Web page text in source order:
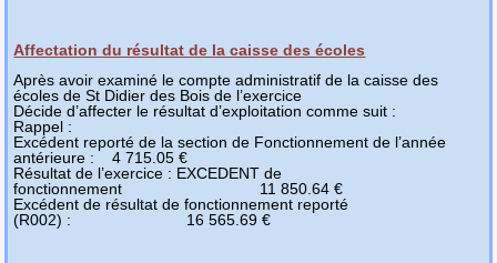
Affectation du résultat de la caisse des écoles
Après avoir examiné le compte administratif de la caisse des
écoles de St Didier des Bois de l’exercice
Décide d’affecter le résultat d’exploitation comme suit :
Rappel :
Excédent reporté de la section de Fonctionnement de l’année
antérieure : 4 715.05 €
Résultat de l’exercice : EXCEDENT de
fonctionnement 11 850.64 €
Excédent de résultat de fonctionnement reporté
(R002) : 16 565.69 €